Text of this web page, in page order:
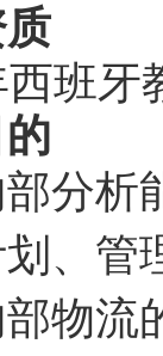
西班牙
分析
、管
物流